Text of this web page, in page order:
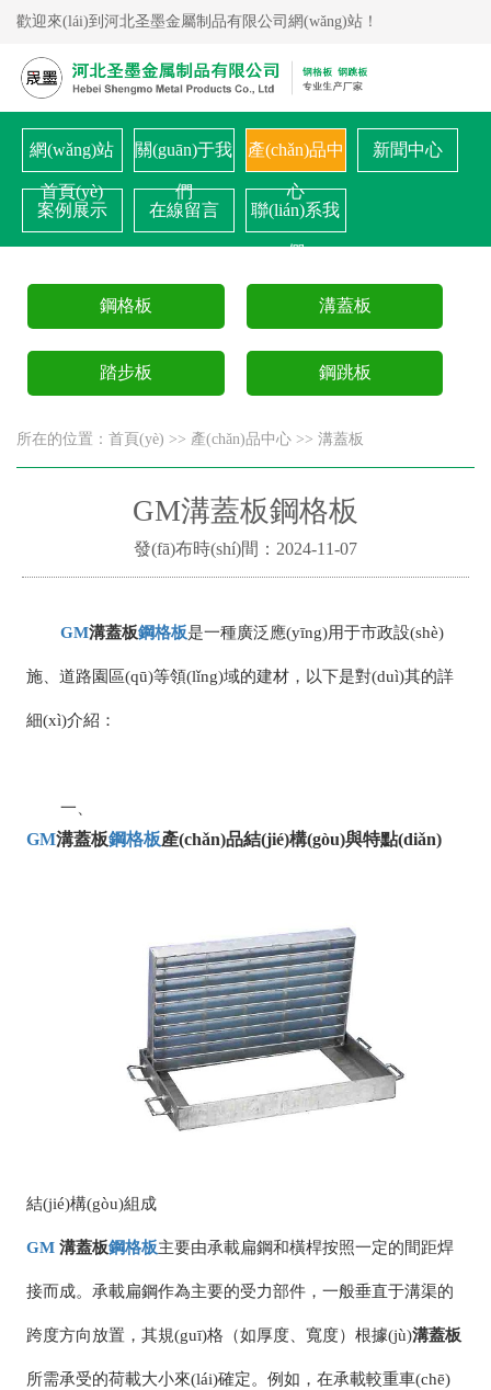
歡迎來(lái)到河北圣墨金屬制品有限公司網(wǎng)站！
網(wǎng)站
首頁(yè)
關(guān)于我
們
產(chǎn)品中
心
新聞中心
案例展示 在線留言 聯(lián)系我
們
鋼格板 溝蓋板
踏步板 鋼跳板
所在的位置： 首頁(yè) >> 產(chǎn)品中心 >> 溝蓋板
GM溝蓋板鋼格板
發(fā)布時(shí)間：2024-11-07
GM溝蓋板鋼格板是一種廣泛應(yīng)用于市政設(shè)
施、道路園區(qū)等領(lǐng)域的建材，以下是對(duì)其的詳
細(xì)介紹：
一、
GM溝蓋板鋼格板產(chǎn)品結(jié)構(gòu)與特點(diǎn)
結(jié)構(gòu)組成
GM 溝蓋板鋼格板主要由承載扁鋼和橫桿按照一定的間距焊
接而成。承載扁鋼作為主要的受力部件，一般垂直于溝渠的
跨度方向放置，其規(guī)格（如厚度、寬度）根據(jù)溝蓋板
所需承受的荷載大小來(lái)確定。例如，在承載較重車(chē)